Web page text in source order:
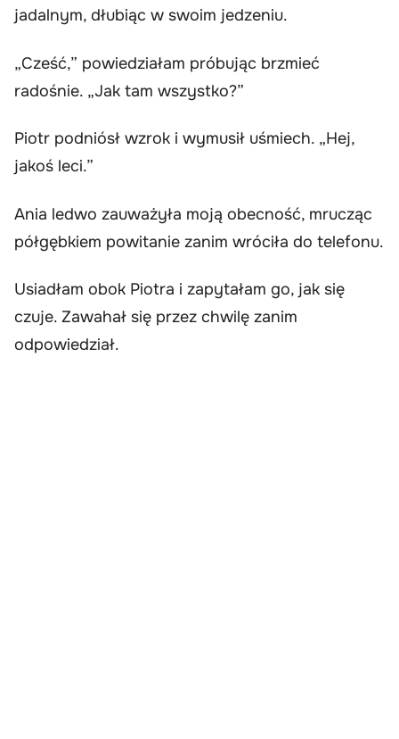
jadalnym, dłubiąc w swoim jedzeniu.
„Cześć,” powiedziałam próbując brzmieć
radośnie. „Jak tam wszystko?”
Piotr podniósł wzrok i wymusił uśmiech. „Hej,
jakoś leci.”
Ania ledwo zauważyła moją obecność, mrucząc
półgębkiem powitanie zanim wróciła do telefonu.
Usiadłam obok Piotra i zapytałam go, jak się
czuje. Zawahał się przez chwilę zanim
odpowiedział.